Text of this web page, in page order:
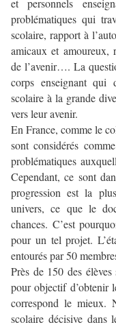
et personnels
problématiques qui
scolaire, rapport à
amicaux et amoureux,
de l’avenir…. La
corps enseignant qui
scolaire à la grande
vers leur avenir.
En France, comme le
sont considérés
problématiques
Cependant, ce sont
progression est la
univers, ce que le
chances. C’est
pour un tel projet.
entourés par 50
Près de 150 des
pour objectif d’obtenir
correspond le mieux.
scolaire décisive dans